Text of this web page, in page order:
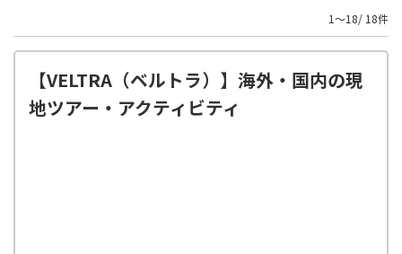
1〜18/ 18件
【VELTRA（ベルトラ）】海外・国内の現
地ツアー・アクティビティ